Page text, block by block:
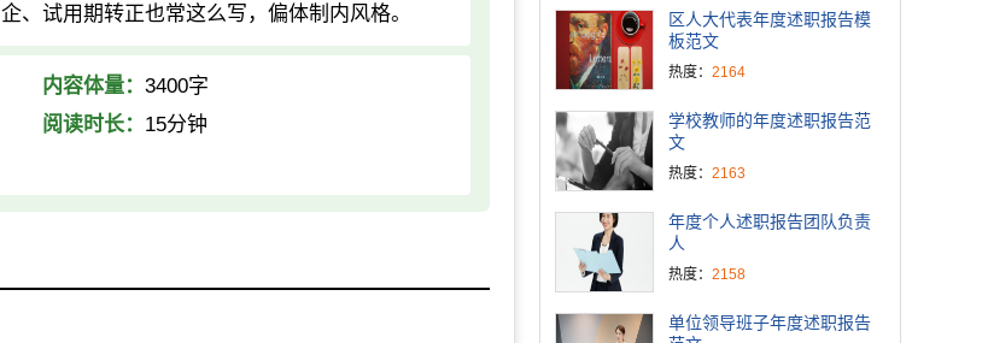
企、试用期转正也常这么写，偏体制内风格。
内容体量： 3400字
阅读时长： 15分钟
区人大代表年度述职报告模
板范文
热度： 2164
学校教师的年度述职报告范
文
热度： 2163
年度个人述职报告团队负责
人
热度： 2158
单位领导班子年度述职报告